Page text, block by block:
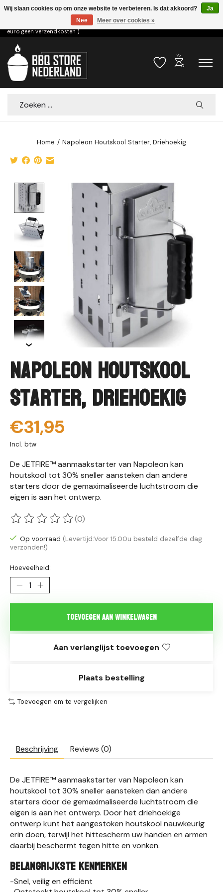
Voor 15.00u besteld dezelfde dag verzonden! ( 6,95 verzendkosten, vanaf 75
euro geen verzendkosten )
Verlanglijst
outdoor_grill
Zoeken
Home / Napoleon Houtskool Starter, Driehoekig
Product image slideshow Items
Napoleon Houtskool
Starter, Driehoekig
€31,95
Incl. btw
De JETFIRE™ aanmaakstarter van Napoleon kan
houtskool tot 30% sneller aansteken dan andere
starters door de gemaximaliseerde luchtstroom die
eigen is aan het ontwerp.
De beoordeling van dit product is
(0)
Op voorraad (Levertijd:Voor 15.00u besteld dezelfde dag
verzonden!)
Hoeveelheid:
Toevoegen aan winkelwagen
Aan verlanglijst toevoegen
Plaats bestelling
Toevoegen om te vergelijken
Beschrijving Reviews (0)
De JETFIRE™ aanmaakstarter van Napoleon kan
houtskool tot 30% sneller aansteken dan andere
starters door de gemaximaliseerde luchtstroom die
eigen is aan het ontwerp. Door het driehoekige
ontwerp kunt het aangestoken houtskool nauwkeurig
erin doen, terwijl het hittescherm uw handen en armen
daarbij beschermt tegen hitte en vonken.
BELANGRIJKSTE KENMERKEN
-Snel, veilig en efficiënt
Wij slaan cookies op om onze website te verbeteren. Is dat akkoord?
Ja
Nee
Meer over cookies »